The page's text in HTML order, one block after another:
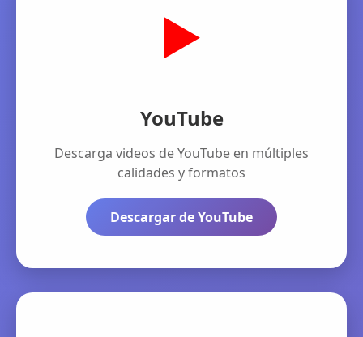
▶️
YouTube
Descarga videos de YouTube en múltiples
calidades y formatos
Descargar de YouTube